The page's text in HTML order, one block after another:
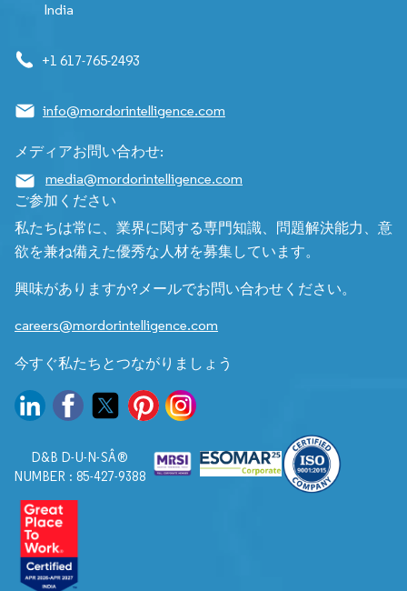
India
+1 617-765-2493
info@mordorintelligence.com
メディアお問い合わせ:
media@mordorintelligence.com
ご参加ください
私たちは常に、業界に関する専門知識、問題解決能力、意
欲を兼ね備えた優秀な人材を募集しています。
興味がありますか?メールでお問い合わせください。
careers@mordorintelligence.com
今すぐ私たちとつながりましょう
D&B D-U-N-SÂ®
NUMBER : 85-427-9388